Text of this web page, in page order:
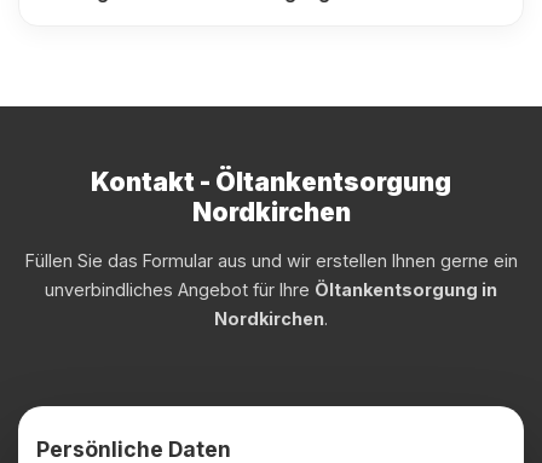
Kontakt - Öltankentsorgung
Nordkirchen
Füllen Sie das Formular aus und wir erstellen Ihnen gerne ein
unverbindliches Angebot für Ihre Öltankentsorgung in
Nordkirchen.
Persönliche Daten